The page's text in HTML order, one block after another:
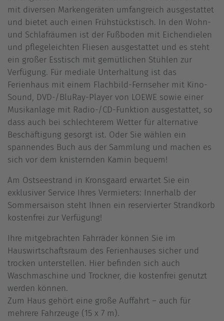
mit diversen Markengeräten umfangreich ausgestattet
und bietet auch einen Frühstückstisch. In den Wohn-
und Schlafräumen ist der Fußboden mit Eichendielen
und pflegeleichten Fliesen ausgestattet und es steht
ein großer Esstisch mit gemütlichen Stühlen zur
Verfügung. Für mediale Unterhaltung ist das
Ferienhaus mit einem Flachbild-Fernseher mit Kino-
Sound, DVD-/BluRay-Player von LOEWE sowie einer
Musikanlage mit Radio-/CD-Funktion ausgestattet, so
dass auch bei schlechterem Wetter für alternative
Beschäftigung gesorgt ist. Oder Sie wählen ein
spannendes Buch aus der Sammlung und machen es
sich vor dem knisternden Kamin bequem!
Am Ostseestrand in Kronsgaard erwartet Sie ein
exklusiver Service Ihres Vermieters: Innerhalb der
Sommersaison steht Ihnen ein reservierter Strandkorb
kostenfrei zur Verfügung!
Ihre mitgebrachten Fahrräder können Sie im
Hauswirtschaftsraum des Ferienhauses sicher und
trocken unterstellen. Hier befinden sich auch
Waschmaschine und Trockner, die kostenfrei genutzt
werden können.
Zum Haus gehört eine große Auffahrt – auch für
mehrere Fahrzeuge (15 x 7 m).